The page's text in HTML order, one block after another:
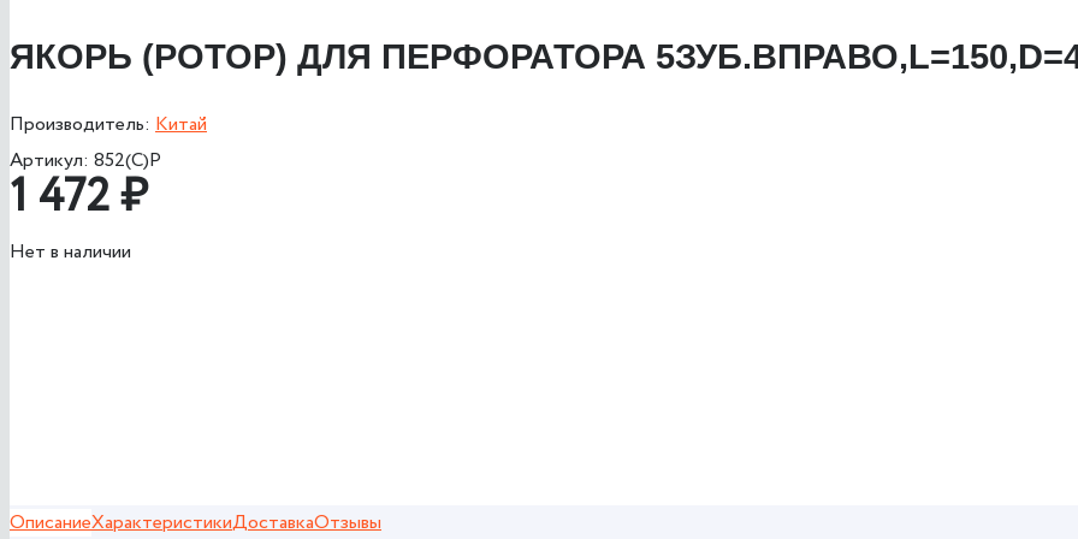
ЯКОРЬ (РОТОР) ДЛЯ ПЕРФОРАТОРА
Производитель: Китай
Артикул: 852(C)Р
1 472₽
Нет в наличии
ОписаниеХарактеристикиДоставкаОтзывы